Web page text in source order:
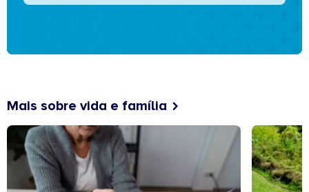
Mais sobre vida e família